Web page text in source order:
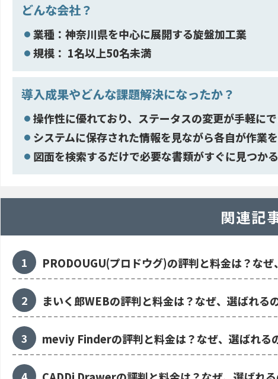
どんな会社？
業種：神奈川県を中心に展開する旋盤加工業
規模： 1名以上50名未満
導入成果やどんな課題解決になったか？
操作性に優れており、ステータスの変更が手軽に
システムに保存された情報を見ながら各自が作業
図面を検索するだけで必要な書類がすぐに見つか
関連記
PRODOUGU(プロドウグ)の評判と料金は？な
まいく郎WEBの評判と料金は？なぜ、選ばれる
meviy Finderの評判と料金は？なぜ、選ばれる